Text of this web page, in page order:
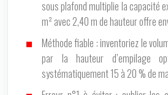
sous plafond multiplie la capacité
m² avec 2,40 m de hauteur offre
Méthode fiable : inventoriez le
par la hauteur d’empilage
systématiquement 15 à 20 % de